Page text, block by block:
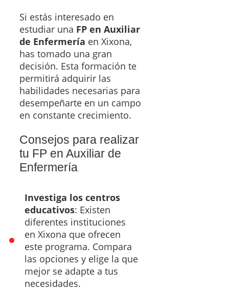
Si estás interesado en
estudiar una FP en Auxiliar
de Enfermería en Xixona,
has tomado una gran
decisión. Esta formación te
permitirá adquirir las
habilidades necesarias para
desempeñarte en un campo
en constante crecimiento.
Consejos para realizar
tu FP en Auxiliar de
Enfermería
Investiga los centros
educativos: Existen
diferentes instituciones
en Xixona que ofrecen
este programa. Compara
las opciones y elige la que
mejor se adapte a tus
necesidades.